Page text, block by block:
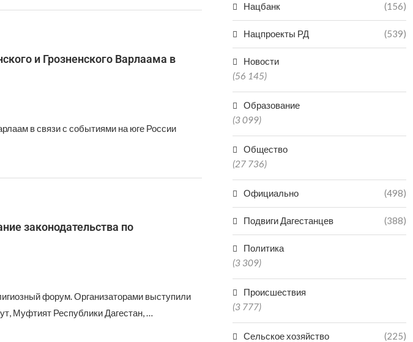
и Грозненского Варлаама в
в связи с событиями на юге России
законодательства по
форум. Организаторами выступили
Муфтият Республики Дагестан, …
Нацбанк (156)
Нацпроекты РД (539)
Новости
(56 145)
Образование
(3 099)
Общество
(27 736)
Официально (498)
Подвиги Дагестанцев (388)
Политика
(3 309)
Происшествия
(3 777)
Сельское хозяйство (225)